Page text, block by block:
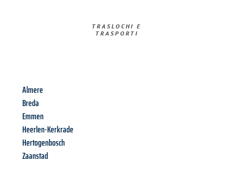
TRASLOCHI E
TRASPORTI​
Almere
Breda
Emmen
Heerlen-Kerkrade
Hertogenbosch
Zaanstad